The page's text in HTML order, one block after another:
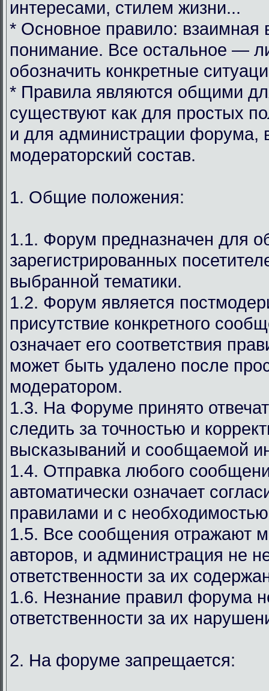
интересами, стилем жизни...
* Основное правило: взаимная
понимание. Все остальное —
обозначить конкретные
* Правила являются общими
существуют как для простых
и для администрации форума,
модераторский состав.
1. Общие положения:
1.1. Форум предназначен для
зарегистрированных
выбранной тематики.
1.2. Форум является
присутствие конкретного
означает его соответствия
может быть удалено после
модератором.
1.3. На Форуме принято
следить за точностью и
высказываний и сообщаемой
1.4. Отправка любого
автоматически означает
правилами и с
1.5. Все сообщения отражают
авторов, и администрация не
ответственности за их
1.6. Незнание правил форума
ответственности за их
2. На форуме запрещается: